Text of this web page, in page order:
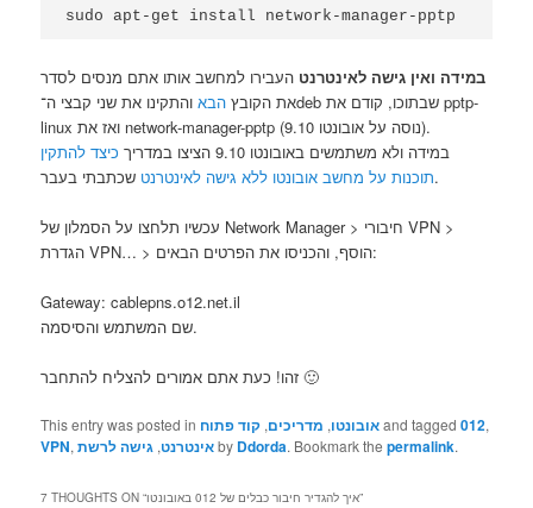
sudo apt-get install network-manager-pptp
במידה ואין גישה לאינטרנט העבירו למחשב אותו אתם מנסים לסדר
את הקובץ הבאוהתקינו את שני קבצי ה־deb שבתוכו, קודם את pptp-
linux ואז את network-manager-pptp (נוסה על אובונטו 9.10).
במידה ולא משתמשים באובונטו 9.10 הציצו במדריך
כיצד להתקין
תוכנות על מחשב אובונטו ללא גישה לאינטרנטשכתבתי בעבר.
עכשיו תלחצו על הסמלון של Network Manager > חיבורי VPN >
הגדרת VPN… > הוסף, והכניסו את הפרטים הבאים:
Gateway: cablepns.o12.net.il
שם המשתמש והסיסמה.
זהו! כעת אתם אמורים להצליח להתחבר 🙂
This entry was posted in אובונטו, מדריכים, קוד פתוח and tagged012,
VPN, אינטרנט, גישה לרשת by Ddorda. Bookmark thepermalink.
7 THOUGHTS ON “ איך להגדיר חיבור כבלים של 012 באובונטו”